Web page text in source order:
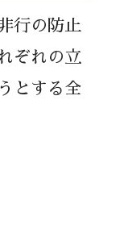
行の防止
ぞれの立
とする全